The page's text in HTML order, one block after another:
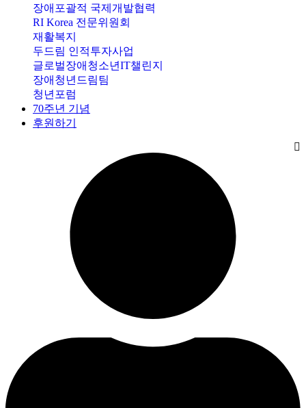
장애포괄적 국제개발협력
RI Korea 전문위원회
재활복지
두드림 인적투자사업
글로벌장애청소년IT챌린지
장애청년드림팀
청년포럼
70주년 기념
후원하기